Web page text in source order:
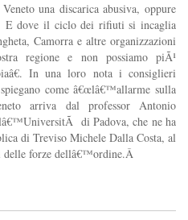
una discarica abusiva, oppure
E dove il ciclo dei rifiuti si incaglia
Camorra e altre organizzazioni
regione e non possiamo piÃ¹
In una loro nota i consiglieri
come â€œlâ€™allarme sulla
arriva dal professor Antonio
di Padova, che ne ha
di Treviso Michele Dalla Costa, al
delle forze dellâ€™ordine.Â